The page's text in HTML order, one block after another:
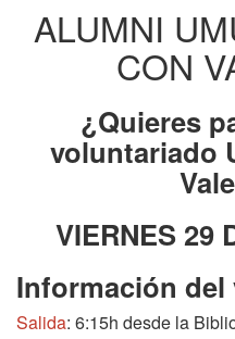
ALUMNI
CON
¿Quieres
voluntariado
VIERNES 29
Información del
Salida: 6:15h desde la